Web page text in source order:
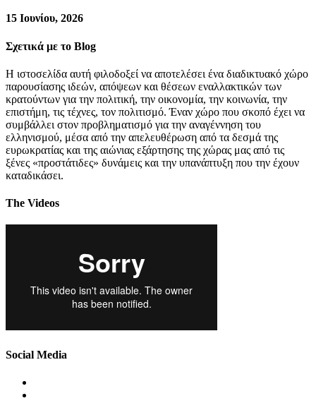
15 Ιουνίου, 2026
Σχετικά με το Blog
Η ιστοσελίδα αυτή φιλοδοξεί να αποτελέσει ένα διαδικτυακό χώρο
παρουσίασης ιδεών, απόψεων και θέσεων εναλλακτικών των
κρατούντων για την πολιτική, την οικονομία, την κοινωνία, την
επιστήμη, τις τέχνες, τον πολιτισμό. Έναν χώρο που σκοπό έχει να
συμβάλλει στον προβληματισμό για την αναγέννηση του
ελληνισμού, μέσα από την απελευθέρωση από τα δεσμά της
ευρωκρατίας και της αιώνιας εξάρτησης της χώρας μας από τις
ξένες «προστάτιδες» δυνάμεις και την υπανάπτυξη που την έχουν
καταδικάσει.
The Videos
Social Media